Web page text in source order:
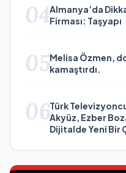
04Almanya’da
Firması: Taşyapı
05Melisa Özmen,
kamaştırdı.
06Türk
Akyüz, Ezber
Dijitalde Yeni Bir